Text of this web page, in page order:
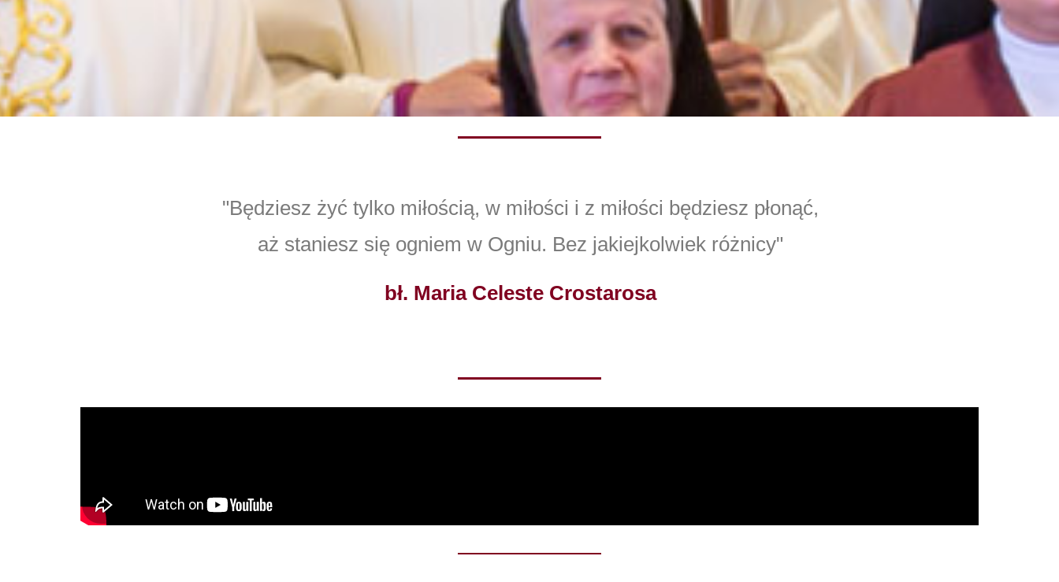
"Będziesz żyć tylko miłością, w miłości i z miłości będziesz płonąć,
aż staniesz się ogniem w Ogniu. Bez jakiejkolwiek różnicy"
bł. Maria Celeste Crostarosa